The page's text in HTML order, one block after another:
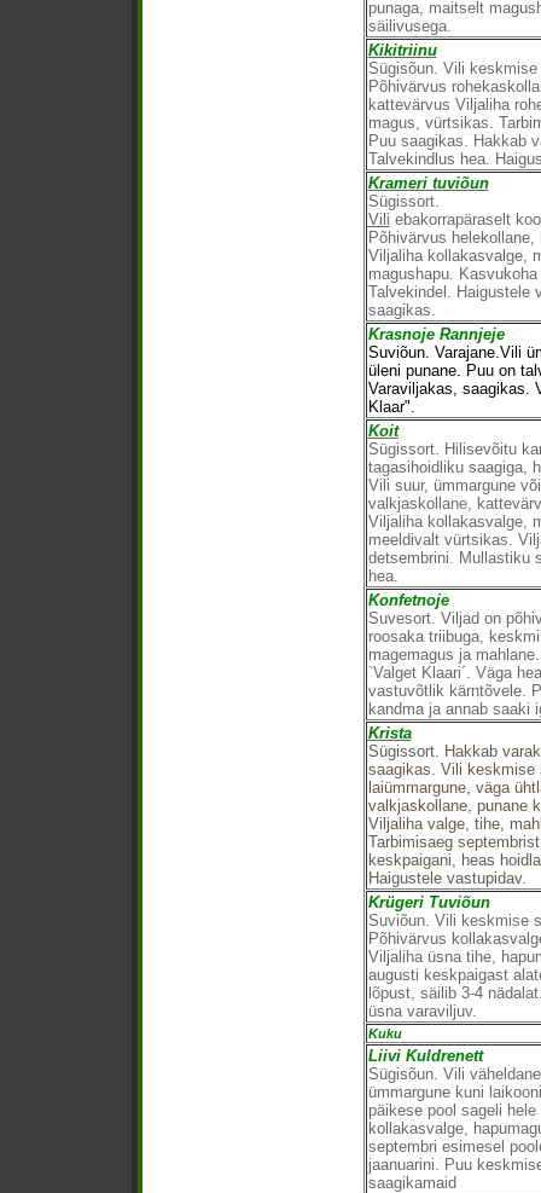
punaga, maitselt
säilivusega.
Kikitriinu
Sügisõun. Vili
Põhivärvus
kattevärvus Viljaliha
magus, vürtsikas.
Puu saagikas. Hakkab
Talvekindlus hea.
Krameri tuviõun
Sügissort.
Vili ebakorrapäraselt
Põhivärvus
Viljaliha kollakasvalge,
magushapu.
Talvekindel. Haigustele
saagikas.
Krasnoje Rannjeje
Suviõun. Varajane.Vili
üleni punane. Puu on
Varaviljakas, saagikas.
Klaar".
Koit
Sügissort. Hilisevõitu
tagasihoidliku saagiga,
Vili suur, ümmargune
valkjaskollane,
Viljaliha kollakasvalge,
meeldivalt vürtsikas.
detsembrini. Mullastiku
hea.
Konfetnoje
Suvesort. Viljad on
roosaka triibuga,
magemagus ja
`Valget Klaari´. Väga
vastuvõtlik kärntõvele.
kandma ja annab saaki
Krista
Sügissort. Hakkab
saagikas. Vili keskmise
laiümmargune, väga
valkjaskollane, punane
Viljaliha valge, tihe,
Tarbimisaeg
keskpaigani, heas
Haigustele vastupidav.
Krügeri Tuviõun
Suviõun. Vili keskmise
Põhivärvus
Viljaliha üsna tihe,
augusti keskpaigast
lõpust, säilib 3-4
üsna varaviljuv.
Kuku
Liivi Kuldrenett
Sügisõun. Vili
ümmargune kuni
päikese pool sageli
kollakasvalge,
septembri esimesel
jaanuarini. Puu
saagikamaid